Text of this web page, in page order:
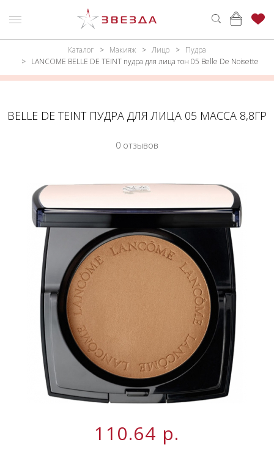
ВОЙТИ
МАКИЯЖ
МУЖЧИНАМ
НАБОРЫ
БРЕНДЫ
НОВИНКИ
Каталог Макияж Лицо
Пудра
LANCOME BELLE DE TEINT пудра для лица тон 05 Belle De Noisette
BELLE DE TEINT ПУДРА ДЛЯ ЛИЦА 05 МАССА 8,8ГР
0 отзывов
110.64 р.